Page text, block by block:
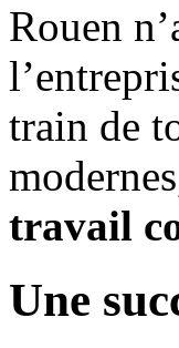
Rouen
train de
travail
Une